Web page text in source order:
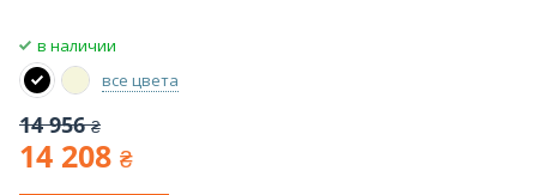
в наличии
все цвета
14 956 ₴
14 208 ₴